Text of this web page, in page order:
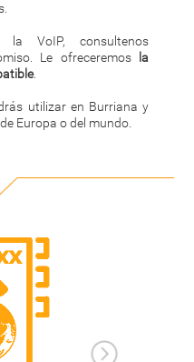
VoIP, consultenos
Le ofreceremos
la
.
utilizar en Burriana y
Europa o del mundo.